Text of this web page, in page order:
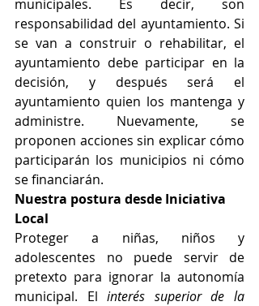
municipales. Es decir, son
responsabilidad del ayuntamiento. Si
se van a construir o rehabilitar, el
ayuntamiento debe participar en la
decisión, y después será el
ayuntamiento quien los mantenga y
administre. Nuevamente, se
proponen acciones sin explicar cómo
participarán los municipios ni cómo
se financiarán.
Nuestra postura desde Iniciativa
Local
Proteger a niñas, niños y
adolescentes no puede servir de
pretexto para ignorar la autonomía
municipal. El interés superior de la